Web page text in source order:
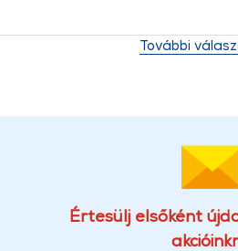
További
Értesülj elsőként